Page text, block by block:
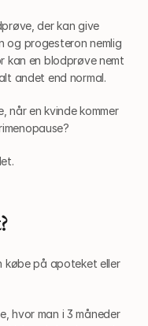
der kan give
og progesteron nemlig
kan en blodprøve nemt
andet end normal.
når en kvinde kommer
købe på apoteket eller
hvor man i 3 måneder